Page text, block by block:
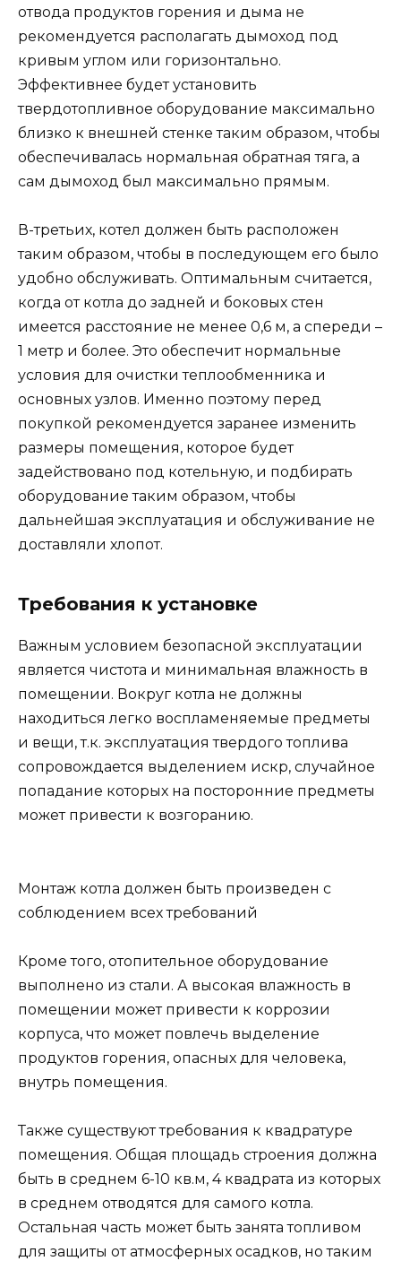
отвода продуктов горения и дыма не
рекомендуется располагать дымоход под
кривым углом или горизонтально.
Эффективнее будет установить
твердотопливное оборудование максимально
близко к внешней стенке таким образом, чтобы
обеспечивалась нормальная обратная тяга, а
сам дымоход был максимально прямым.
В-третьих, котел должен быть расположен
таким образом, чтобы в последующем его было
удобно обслуживать. Оптимальным считается,
когда от котла до задней и боковых стен
имеется расстояние не менее 0,6 м, а спереди –
1 метр и более. Это обеспечит нормальные
условия для очистки теплообменника и
основных узлов. Именно поэтому перед
покупкой рекомендуется заранее изменить
размеры помещения, которое будет
задействовано под котельную, и подбирать
оборудование таким образом, чтобы
дальнейшая эксплуатация и обслуживание не
доставляли хлопот.
Требования к установке
Важным условием безопасной эксплуатации
является чистота и минимальная влажность в
помещении. Вокруг котла не должны
находиться легко воспламеняемые предметы
и вещи, т.к. эксплуатация твердого топлива
сопровождается выделением искр, случайное
попадание которых на посторонние предметы
может привести к возгоранию.
Монтаж котла должен быть произведен с
соблюдением всех требований
Кроме того, отопительное оборудование
выполнено из стали. А высокая влажность в
помещении может привести к коррозии
корпуса, что может повлечь выделение
продуктов горения, опасных для человека,
внутрь помещения.
Также существуют требования к квадратуре
помещения. Общая площадь строения должна
быть в среднем 6-10 кв.м, 4 квадрата из которых
в среднем отводятся для самого котла.
Остальная часть может быть занята топливом
для защиты от атмосферных осадков, но таким